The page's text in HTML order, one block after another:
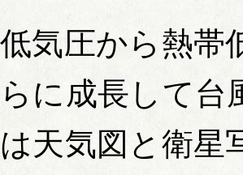
低気圧から熱帯
らに成長して台
は天気図と衛星